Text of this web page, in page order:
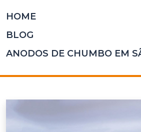
HOME
BLOG
ANODOS DE CHUMBO EM